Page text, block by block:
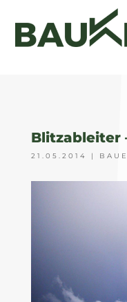
Blitzableiter
21.05.2014 |